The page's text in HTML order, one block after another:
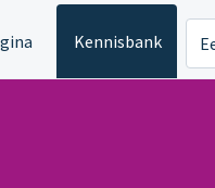
Kennisbank